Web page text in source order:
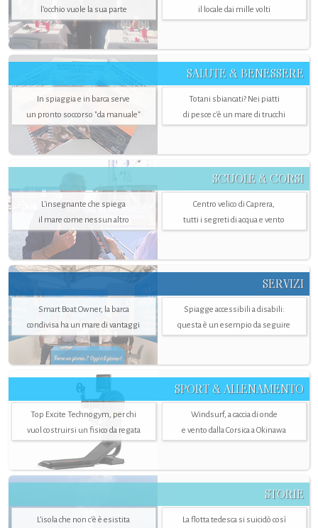
l’occhio vuole la sua parte il locale dai mille volti
SALUTE & BENESSERE
In spiaggia e in barca serve
un pronto soccorso "da manuale"
Totani sbiancati? Nei piatti
di pesce c'è un mare di trucchi
SCUOLE & CORSI
L'insegnante che spiega
il mare come nessun altro
Centro velico di Caprera,
tutti i segreti di acqua e vento
SERVIZI
Smart Boat Owner, la barca
condivisa ha un mare di vantaggi
Spiagge accessibili a disabili:
questa è un esempio da seguire
SPORT & ALLENAMENTO
Top Excite Technogym, per chi
vuol costruirsi un fisico da regata
Windsurf, a caccia di onde
e vento dalla Corsica a Okinawa
STORIE
L’isola che non c'è è esistita
La flotta tedesca si suicidò così